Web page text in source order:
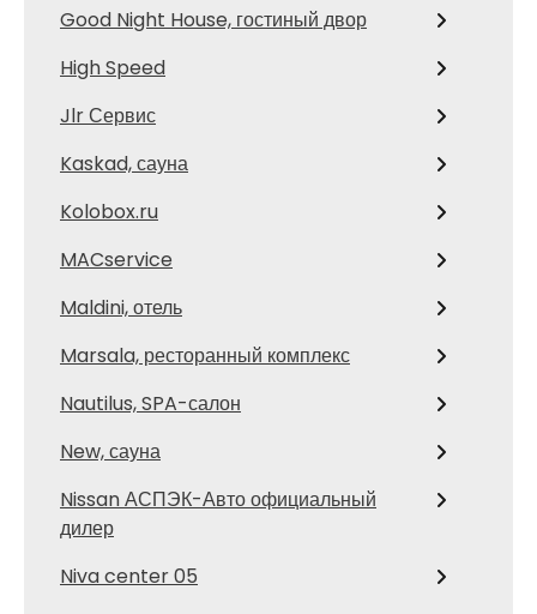
Good Night House, гостиный двор
High Speed
Jlr Сервис
Kaskad, сауна
Kolobox.ru
MACservice
Maldini, отель
Marsala, ресторанный комплекс
Nautilus, SPA-салон
New, сауна
Nissan АСПЭК-Авто официальный
дилер
Niva center 05